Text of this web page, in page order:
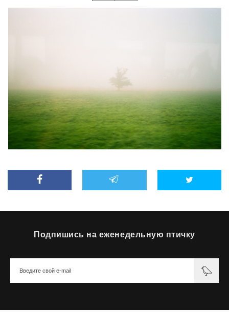
Подпишись на еженедельную птичку